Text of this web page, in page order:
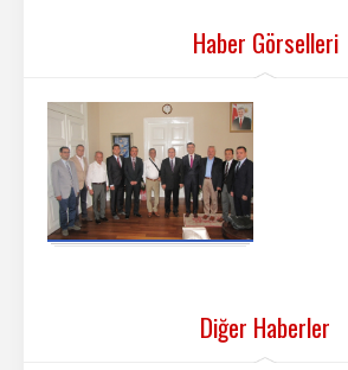
Haber Görselleri
Diğer Haberler